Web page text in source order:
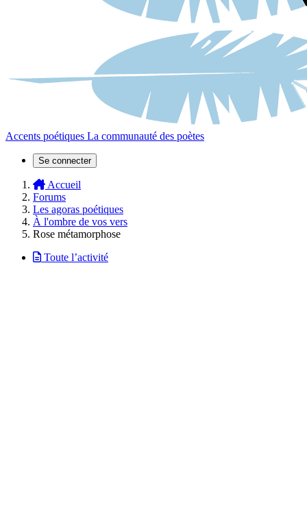
Accents poétiques La communauté des poètes
Se connecter
Accueil
Forums
Les agoras poétiques
À l'ombre de vos vers
Rose métamorphose
Toute l’activité